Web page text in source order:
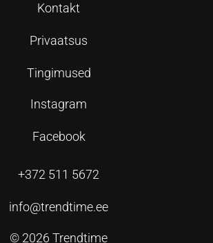
Kontakt
Privaatsus
Tingimused
Instagram
Facebook
+372 511 5672
info@trendtime.ee
© 2026 Trendtime